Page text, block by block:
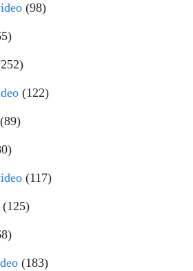
(98)
(122)
(89)
(117)
(125)
(183)